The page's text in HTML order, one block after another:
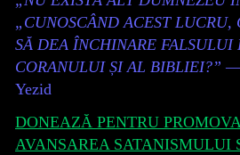
Header
„CUNOSCÂND ACEST LUCRU,
SĂ DEA ÎNCHINARE FALSULUI
CORANULUI ȘI AL BIBLIEI?” —
Yezid
DONEAZĂ PENTRU
AVANSAREA SATANISMULUI